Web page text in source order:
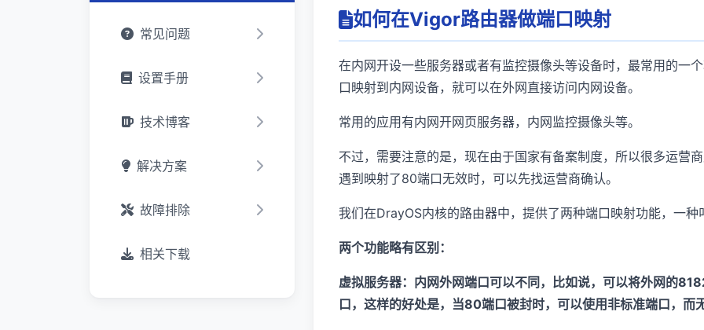
常见问题
设置手册
技术博客
解决方案
故障排除
相关下载
如何在Vigor路由器做端口映射
在内网开设一些服务器或者有监控摄像头等设备时，最常用的一
口映射到内网设备，就可以在外网直接访问内网设备。
常用的应用有内网开网页服务器，内网监控摄像头等。
不过，需要注意的是，现在由于国家有备案制度，所以很多运营
遇到映射了80端口无效时，可以先找运营商确认。
我们在DrayOS内核的路由器中，提供了两种端口映射功能，一种
两个功能略有区别：
虚拟服务器：内网外网端口可以不同，比如说，可以将外网的
口，这样的好处是，当80端口被封时，可以使用非标准端口，而